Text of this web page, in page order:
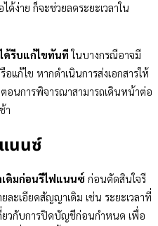
ง่าย ก็จะช่วยลดระยะเวลาใน
ด้รีบแก้ไขทันที ในบางกรณีอาจมี
แก้ไข หากดำเนินการส่งเอกสารให้
ตอนการพิจารณาสามารถเดินหน้าต่อ
า
นนซ์
ดิมก่อนรีไฟแนนซ์ ก่อนตัดสินใจรี
ะเอียดสัญญาเดิม เช่น ระยะเวลาที่
ยวกับการปิดบัญชีก่อนกำหนด เพื่อ